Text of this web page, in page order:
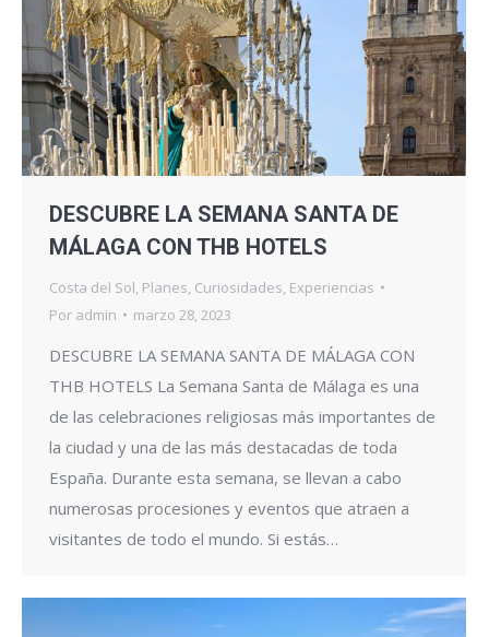
DESCUBRE LA SEMANA SANTA DE
MÁLAGA CON THB HOTELS
Costa del Sol Planes Curiosidades Experiencias
Por admin marzo 28, 2023
DESCUBRE LA SEMANA SANTA DE MÁLAGA CON
THB HOTELS La Semana Santa de Málaga es una
de las celebraciones religiosas más importantes de
la ciudad y una de las más destacadas de toda
España. Durante esta semana, se llevan a cabo
numerosas procesiones y eventos que atraen a
visitantes de todo el mundo. Si estás…